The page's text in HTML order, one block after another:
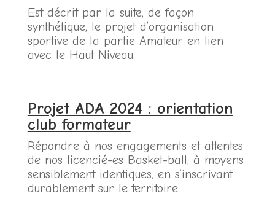
Est décrit par la suite, de façon
synthétique, le projet d’organisation
sportive de la partie Amateur en lien
avec le Haut Niveau.
Projet ADA 2024 : orientation
club formateur
Répondre à nos engagements et attentes
de nos licencié-es Basket-ball, à moyens
sensiblement identiques, en s’inscrivant
durablement sur le territoire.